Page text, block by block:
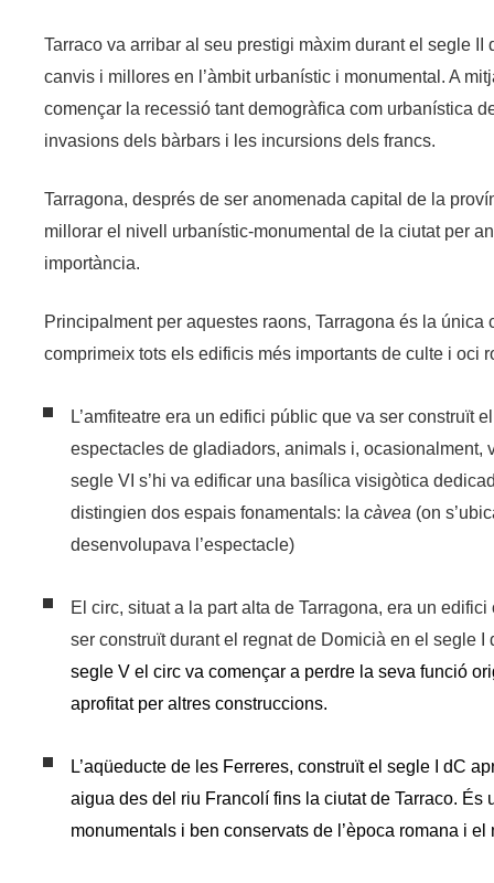
Tarraco va arribar al seu prestigi màxim durant el segle
canvis i millores en l’àmbit urbanístic i monumental. A
començar la recessió tant demogràfica com urbanística
invasions dels bàrbars i les incursions dels francs.
Tarragona, després de ser anomenada capital de la
millorar el nivell urbanístic-monumental de la ciutat per
importància.
Principalment per aquestes raons, Tarragona és la
comprimeix tots els edificis més importants de culte i oci
L’amfiteatre era un edifici públic que va ser construït
espectacles de gladiadors, animals i, ocasionalment,
segle VI s’hi va edificar una basílica visigòtica
distingien dos espais fonamentals: la càvea (on
desenvolupava l’espectacle)
El circ, situat a la part alta de Tarragona, era un edifici
ser construït durant el regnat de Domicià en el segle I
segle V el circ va començar a perdre la seva funció
aprofitat per altres construccions.
L’aqüeducte de les Ferreres, construït el segle I dC
aigua des del riu Francolí fins la ciutat de Tarraco. És
monumentals i ben conservats de l’època romana i